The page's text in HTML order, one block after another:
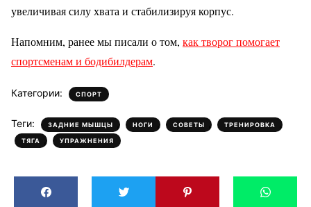
увеличивая силу хвата и стабилизируя корпус.
Напомним, ранее мы писали о том, как творог помогает
спортсменам и бодибилдерам.
Категории: СПОРТ
Теги: ЗАДНИЕ МЫШЦЫ , НОГИ , СОВЕТЫ , ТРЕНИРОВКА ,
ТЯГА , УПРАЖНЕНИЯ